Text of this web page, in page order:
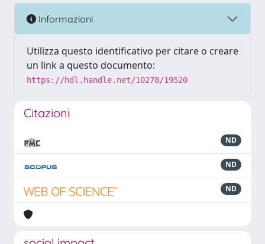
Informazioni
Utilizza questo identificativo per citare o creare
un link a questo documento:
https://hdl.handle.net/10278/19520
Citazioni
ND
ND
ND